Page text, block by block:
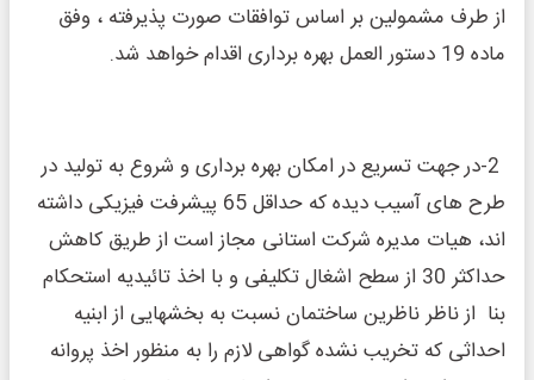
از طرف مشمولین بر اساس توافقات صورت پذیرفته ، وفق
ماده 19 دستور العمل بهره برداری اقدام خواهد شد.
2-در جهت تسریع در امکان بهره برداری و شروع به تولید در
طرح های آسیب دیده که حداقل 65 پیشرفت فیزیکی داشته
اند، هیات مدیره شرکت استانی مجاز است از طریق کاهش
حداکثر 30 از سطح اشغال تکلیفی و با اخذ تائیدیه استحکام
بنا از ناظر ناظرین ساختمان نسبت به بخشهایی از ابنیه
احداثی که تخریب نشده گواهی لازم را به منظور اخذ پروانه